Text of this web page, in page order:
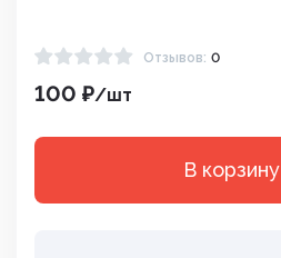
Отзывов: 0
100 ₽/шт
В корзину